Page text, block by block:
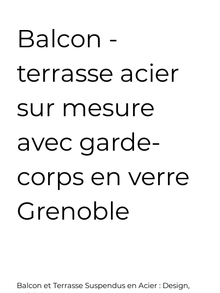
Balcon -
terrasse acier
sur mesure
avec garde-
corps en verre
Grenoble
Balcon et Terrasse Suspendus en Acier : Design,